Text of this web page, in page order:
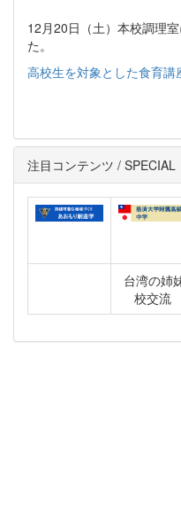
12月20日（土）本校調理
た。
高校生を対象とした食育講
注目コンテンツ / SPECIAL
台湾の姉
校交流